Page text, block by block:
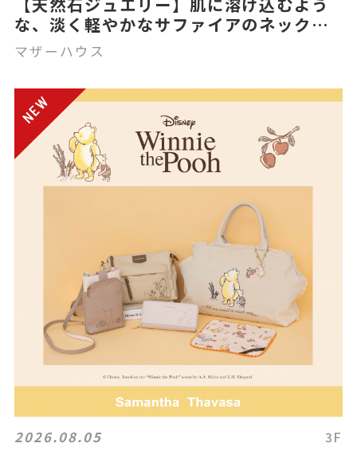
な、淡く軽やかなサファイアのネックレ
スとリング
マザーハウス
2026.08.05 3F